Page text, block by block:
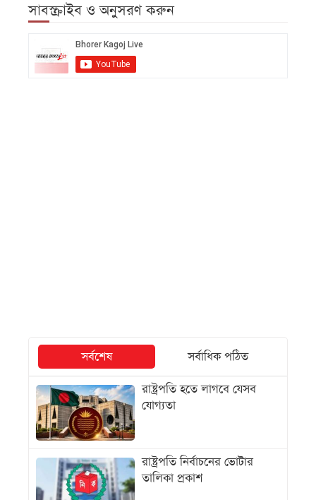
সাবস্ক্রাইব ও অনুসরণ করুন
সর্বশেষ
সর্বাধিক পঠিত
রাষ্ট্রপতি হতে লাগবে যেসব
যোগ্যতা
রাষ্ট্রপতি নির্বাচনের ভোটার
তালিকা প্রকাশ